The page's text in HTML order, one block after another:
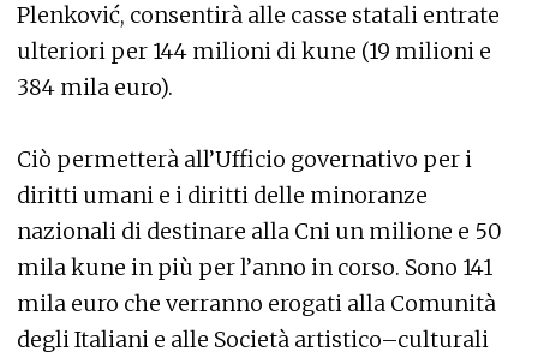
Plenković, consentirà alle casse statali entrate
ulteriori per 144 milioni di kune (19 milioni e
384 mila euro).
Ciò permetterà all’Ufficio governativo per i
diritti umani e i diritti delle minoranze
nazionali di destinare alla Cni un milione e 50
mila kune in più per l’anno in corso. Sono 141
mila euro che verranno erogati alla Comunità
degli Italiani e alle Società artistico–culturali